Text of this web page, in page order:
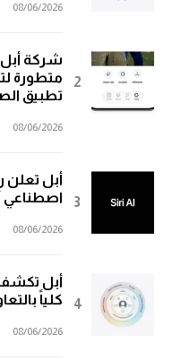
08/06/2026
شركة
متطورة
تطبيق
08/06/2026
اصطناعي
08/06/2026
أبل
كلياً
08/06/2026